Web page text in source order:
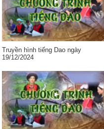
Truyền hình tiếng Dao ngày
19/12/2024